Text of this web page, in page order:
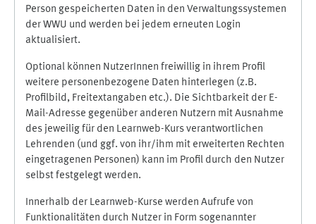
Person gespeicherten Daten in den Verwaltungssystemen
der WWU und werden bei jedem erneuten Login
aktualisiert.
Optional können NutzerInnen freiwillig in ihrem Profil
weitere personenbezogene Daten hinterlegen (z.B.
Profilbild, Freitextangaben etc.). Die Sichtbarkeit der E-
Mail-Adresse gegenüber anderen Nutzern mit Ausnahme
des jeweilig für den Learnweb-Kurs verantwortlichen
Lehrenden (und ggf. von ihr/ihm mit erweiterten Rechten
eingetragenen Personen) kann im Profil durch den Nutzer
selbst festgelegt werden.
Innerhalb der Learnweb-Kurse werden Aufrufe von
Funktionalitäten durch Nutzer in Form sogenannter